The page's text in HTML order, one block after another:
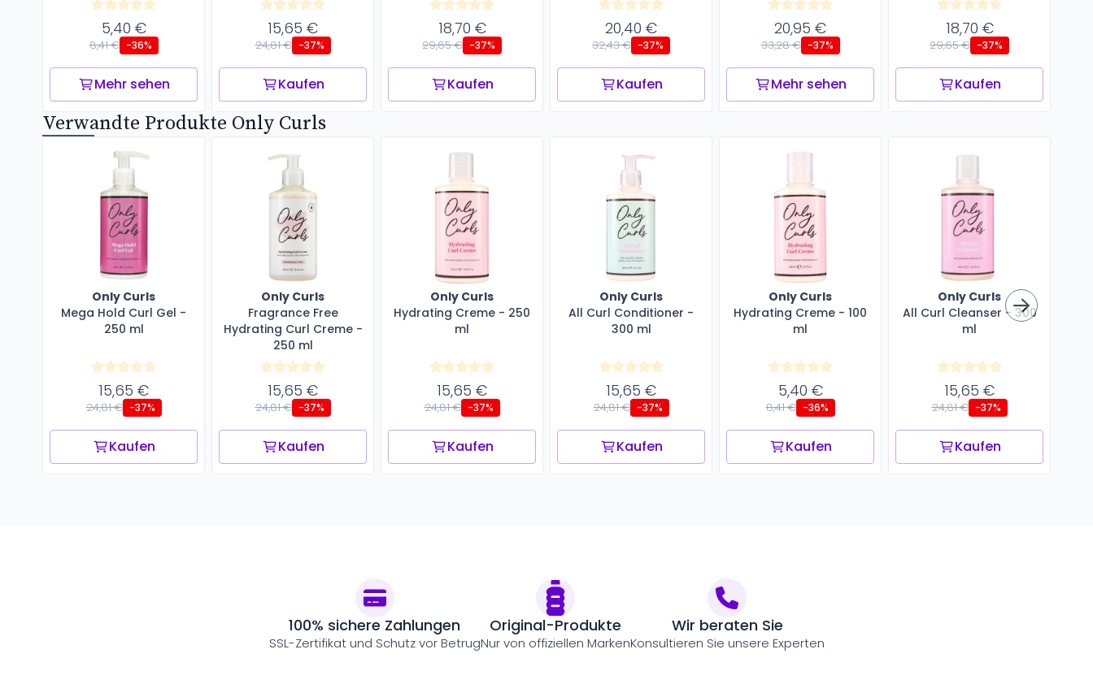
5,40 €
8,41 € -36%
Mehr sehen
15,65 €
24,81 € -37%
Kaufen
18,70 €
29,65 € -37%
Kaufen
20,40 €
32,43 € -37%
Kaufen
20,95 €
33,28 € -37%
Mehr sehen
18,70 €
29,65 € -37%
Kaufen
Verwandte Produkte Only Curls
Only Curls
Mega Hold Curl Gel -
250 ml
15,65 €
24,81 € -37%
Kaufen
Only Curls
Fragrance Free
Hydrating Curl Creme -
250 ml
15,65 €
24,81 € -37%
Kaufen
Only Curls
Hydrating Creme - 250
ml
15,65 €
24,81 € -37%
Kaufen
Only Curls
All Curl Conditioner -
300 ml
15,65 €
24,81 € -37%
Kaufen
Only Curls
Hydrating Creme - 100
ml
5,40 €
8,41 € -36%
Kaufen
Only Curls
All Curl Cleanser - 300
ml
15,65 €
24,81 € -37%
Kaufen
100% sichere Zahlungen
SSL-Zertifikat und Schutz vor Betrug
Original-Produkte
Nur von offiziellen Marken
Wir beraten Sie
Konsultieren Sie unsere Experten